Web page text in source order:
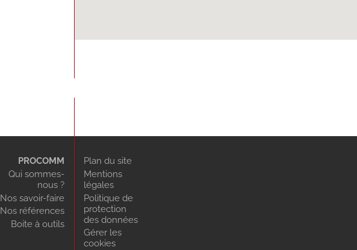
PROCOMM
Qui sommes-
nous ?
Nos savoir-faire
Nos références
Boite à outils
Plan du site
Mentions
légales
Politique de
protection
des données
Gérer les
cookies